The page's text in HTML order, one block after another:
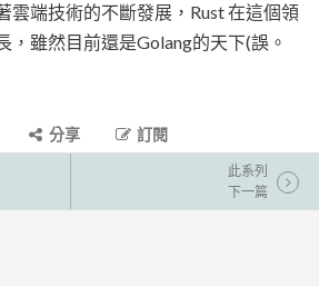
雲端技術的不斷發展，Rust 在這個領
，雖然目前還是Golang的天下(誤。
分享 訂閱
此系列
下一篇